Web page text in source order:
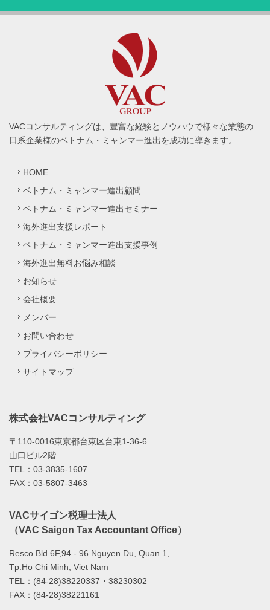
VACコンサルティングは、豊富な経験とノウハウで様々な業態の
日系企業様のベトナム・ミャンマー進出を成功に導きます。
HOME
ベトナム・ミャンマー進出顧問
ベトナム・ミャンマー進出セミナー
海外進出支援レポート
ベトナム・ミャンマー進出支援事例
海外進出無料お悩み相談
お知らせ
会社概要
メンバー
お問い合わせ
プライバシーポリシー
サイトマップ
株式会社VACコンサルティング
〒110-0016東京都台東区台東1-36-6
山口ビル2階
TEL：03-3835-1607
FAX：03-5807-3463
VACサイゴン税理士法人
（VAC Saigon Tax Accountant Office）
Resco Bld 6F,94 - 96 Nguyen Du, Quan 1,
Tp.Ho Chi Minh, Viet Nam
TEL：(84-28)38220337・38230302
FAX：(84-28)38221161